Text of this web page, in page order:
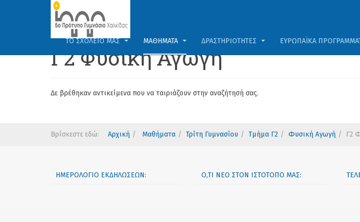
ΤΟ ΣΧΟΛΕΊΟ ΜΑΣ ΜΑΘΉΜΑΤΑ ΔΡΑΣΤΗΡΙΌΤΗΤΕΣ ΕΥΡΩΠΑΪΚΆ
Γ2 Φυσική Αγωγή
Δε βρέθηκαν αντικείμενα που να ταιριάζουν στην αναζήτησή σας.
Βρίσκεστε εδώ: Αρχική Μαθήματα Τρίτη Γυμνασίου Τμήμα Γ2 Φυσική Αγωγή Γ2
ΗΜΕΡΟΛΌΓΙΟ ΕΚΔΗΛΏΣΕΩΝ: Ό,ΤΙ ΝΈΟ ΣΤΟΝ ΙΣΤΟΤΌΠΟ ΜΑΣ: